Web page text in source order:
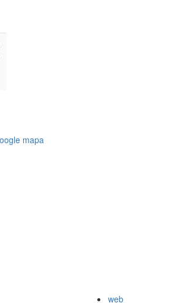
web